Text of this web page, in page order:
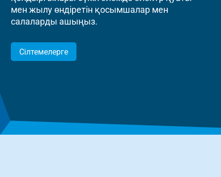
мен жылу өндіретін қосымшалар мен
салаларды ашыңыз.
Сілтемелерге